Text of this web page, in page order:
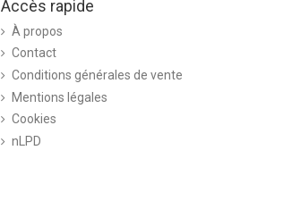
Accès rapide
À propos
Contact
Conditions générales de vente
Mentions légales
Cookies
nLPD